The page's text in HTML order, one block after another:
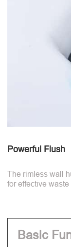
Powerful Flush
The rimless wall
for effective
Basic